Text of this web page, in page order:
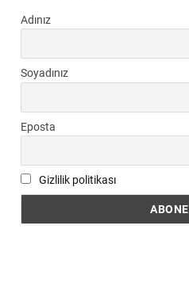
Adınız
Soyadınız
Eposta
Gizlilik politikası